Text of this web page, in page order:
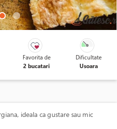
Favorita de
2 bucatari
Dificultate
Usoara
ideala ca gustare sau mic